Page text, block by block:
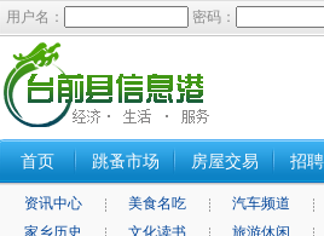
用户名： 密码：
首页 跳蚤市场 房屋交易 招
资讯中心 美食名吃 汽车频道
家乡历史
文化读书 旅游休闲